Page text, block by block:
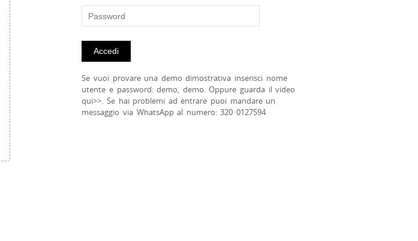
Se vuoi provare una demo dimostrativa inserisci nome
utente e password: demo, demo. Oppure guarda il video
qui>>. Se hai problemi ad entrare puoi mandare un
messaggio via WhatsApp al numero: 320 0127594